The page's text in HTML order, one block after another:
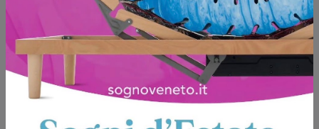
Venice Moon a sospensione